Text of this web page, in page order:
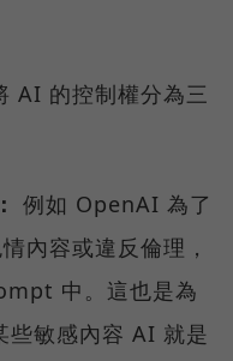
AI 的控制權分為三
例如 OpenAI 為了
內容或違反倫理，
中。這也是為
些敏感內容 AI 就是